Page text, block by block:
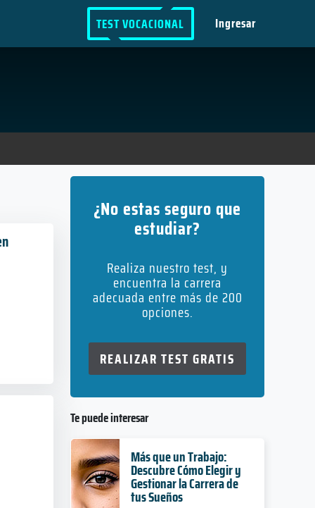
TEST VOCACIONAL Ingresar
¿No estas seguro que
estudiar?
Realiza nuestro test, y
encuentra la carrera
adecuada entre más de 200
opciones.
REALIZAR TEST GRATIS
Te puede interesar
Más que un Trabajo:
Descubre Cómo Elegir y
Gestionar la Carrera de
tus Sueños